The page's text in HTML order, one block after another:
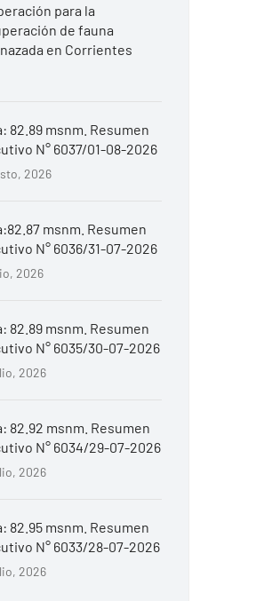
para la
de fauna
en Corrientes
82.89 msnm. Resumen
N° 6037/01-08-2026
2026
msnm. Resumen
N° 6036/31-07-2026
2026
82.89 msnm. Resumen
N° 6035/30-07-2026
2026
82.92 msnm. Resumen
N° 6034/29-07-2026
2026
82.95 msnm. Resumen
N° 6033/28-07-2026
2026